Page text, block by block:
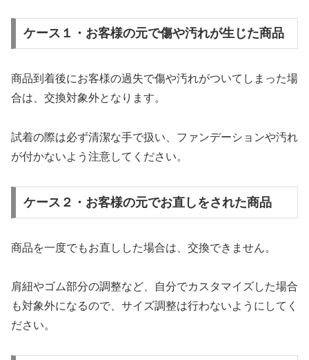
ケース１・お客様の元で傷や汚れが生じた商品
商品到着後にお客様の過失で傷や汚れがついてしまった場
合は、交換対象外となります。
試着の際は必ず清潔な手で扱い、ファンデーションや汚れ
が付かないよう注意してください。
ケース２・お客様の元でお直しをされた商品
商品を一度でもお直しした場合は、交換できません。
肩紐やゴム部分の調整など、自分でカスタマイズした場合
も対象外になるので、サイズ調整は行わないようにしてく
ださい。